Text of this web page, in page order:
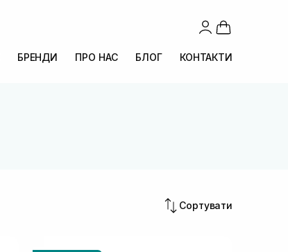
БРЕНДИ ПРО НАС БЛОГ КОНТАКТИ
Сортувати